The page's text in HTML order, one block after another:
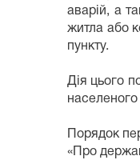
аварій, а
житла або
пункту.
Дія цього
населеного
Порядок
«Про